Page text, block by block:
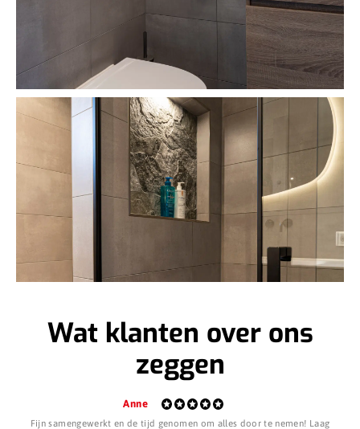
Wat klanten over ons
zeggen
Anne
Fijn samengewerkt en de tijd genomen om alles door te nemen! Laag